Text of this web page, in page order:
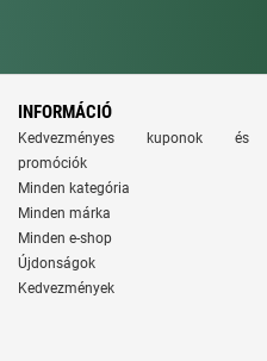
INFORMÁCIÓ
Kedvezményes kuponok és
promóciók
Minden kategória
Minden márka
Minden e-shop
Újdonságok
Kedvezmények